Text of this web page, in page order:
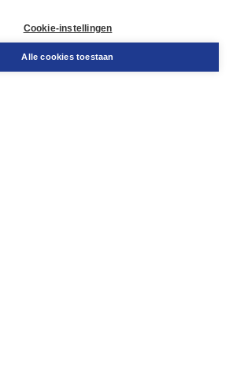
Cookie-instellingen
Alle cookies toestaan